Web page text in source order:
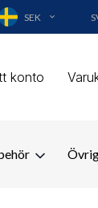
SEK EXPAND_MORE
konto